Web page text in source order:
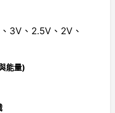
3V、2.5V、2V、
能量)